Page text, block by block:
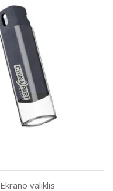
Ekrano valiklis